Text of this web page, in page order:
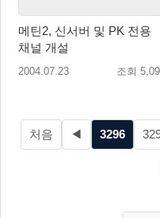
메틴2, 신서버 및 PK 전용
채널 개설
2004.07.23 조회
처음 ◀ 3296